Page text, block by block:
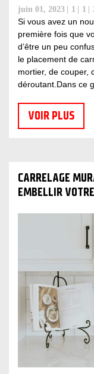
juin 01, 2023 1 1
Si vous avez un
première fois que
d’être un peu
le placement de
mortier, de couper,
déroutant.Dans ce
VOIR PLUS
CARRELAGE
EMBELLIR